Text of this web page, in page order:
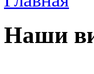
Наши